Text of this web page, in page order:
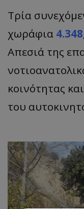
Τρία
χωράφια 4.348
Απεσιά της
κοινότητας
του